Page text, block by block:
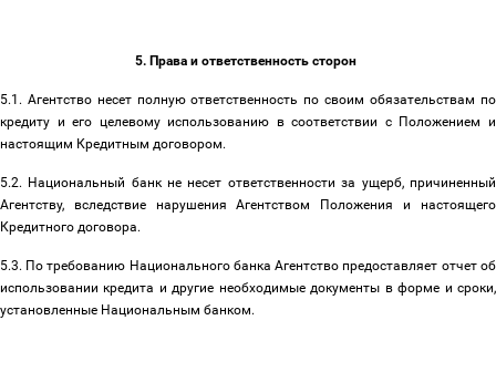
5. Права и ответственность сторон
5.1. Агентство несет полную ответственность по своим обязательствам по
кредиту и его целевому использованию в соответствии с Положением и
настоящим Кредитным договором.
5.2. Национальный банк не несет ответственности за ущерб, причиненный
Агентству, вследствие нарушения Агентством Положения и настоящего
Кредитного договора.
5.3. По требованию Национального банка Агентство предоставляет отчет об
использовании кредита и другие необходимые документы в форме и сроки,
установленные Национальным банком.